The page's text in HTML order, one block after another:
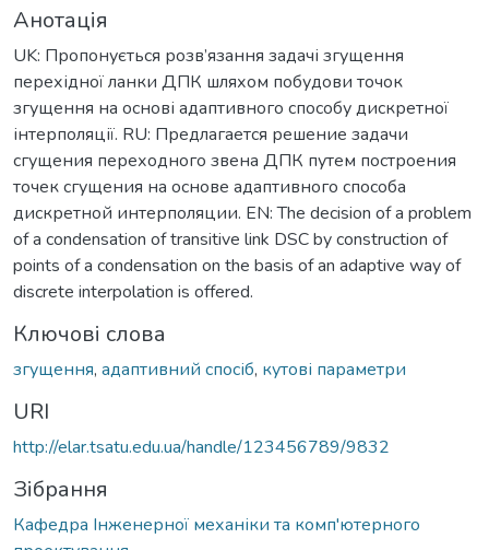
Анотація
UK: Пропонується розв’язання задачі згущення
перехідної ланки ДПК шляхом побудови точок
згущення на основі адаптивного способу дискретної
інтерполяції. RU: Предлагается решение задачи
сгущения переходного звена ДПК путем построения
точек сгущения на основе адаптивного способа
дискретной интерполяции. EN: The decision of a problem
of a condensation of transitive link DSC by construction of
points of a condensation on the basis of an adaptive way of
discrete interpolation is offered.
Ключові слова
згущення, адаптивний спосіб, кутові параметри
URI
http://elar.tsatu.edu.ua/handle/123456789/9832
Зібрання
Кафедра Інженерної механіки та комп'ютерного